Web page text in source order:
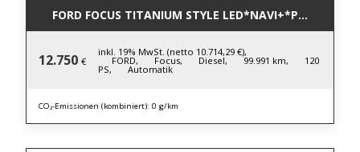
FORD FOCUS TITANIUM STYLE
12.750 €
inkl. 19% MwSt. (netto 10.714,29 €),
FORD, Focus, Diesel, 99.991 km, 120
PS, Automatik
CO₂-Emissionen (kombiniert): 0 g/km